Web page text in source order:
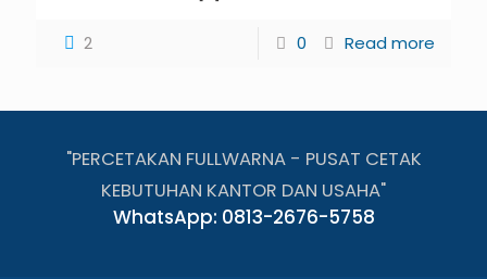
2 0 Read more
"PERCETAKAN FULLWARNA - PUSAT CETAK
KEBUTUHAN KANTOR DAN USAHA"
WhatsApp: 0813-2676-5758